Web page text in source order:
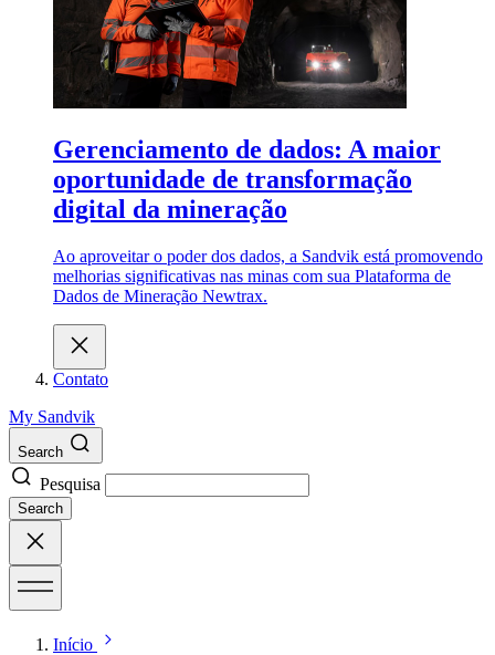
Gerenciamento de dados: A maior
oportunidade de transformação
digital da mineração
Ao aproveitar o poder dos dados, a Sandvik está promovendo
melhorias significativas nas minas com sua Plataforma de
Dados de Mineração Newtrax.
Contato
My Sandvik
Search
Pesquisa
Search
Início